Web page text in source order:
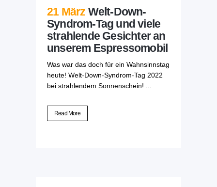
21 März Welt-Down-
Syndrom-Tag und viele
strahlende Gesichter an
unserem Espressomobil
Was war das doch für ein Wahnsinnstag
heute! Welt-Down-Syndrom-Tag 2022
bei strahlendem Sonnenschein! ...
Read More